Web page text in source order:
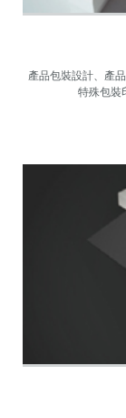
產品包裝設計、產
特殊包裝